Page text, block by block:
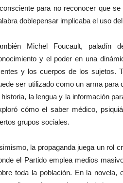
para no reconocer que
doblepensar implicaba el uso
Michel Foucault, paladín
y el poder en una
y los cuerpos de los sujetos.
ser utilizado como un arma para
historia, la lengua y la información
cómo el saber médico,
grupos sociales.
la propaganda juega un rol
el Partido emplea medios
toda la población. En la novela,